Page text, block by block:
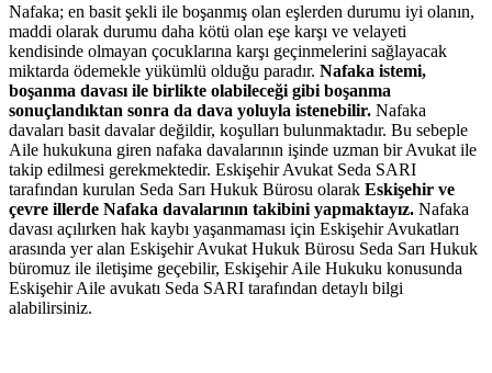
Nafaka; en basit şekli ile boşanmış olan eşlerden durumu iyi olanın,
maddi olarak durumu daha kötü olan eşe karşı ve velayeti
kendisinde olmayan çocuklarına karşı geçinmelerini sağlayacak
miktarda ödemekle yükümlü olduğu paradır. Nafaka istemi,
boşanma davası ile birlikte olabileceği gibi boşanma
sonuçlandıktan sonra da dava yoluyla istenebilir. Nafaka
davaları basit davalar değildir, koşulları bulunmaktadır. Bu sebeple
Aile hukukuna giren nafaka davalarının işinde uzman bir Avukat ile
takip edilmesi gerekmektedir. Eskişehir Avukat Seda SARI
tarafından kurulan Seda Sarı Hukuk Bürosu olarak Eskişehir ve
çevre illerde Nafaka davalarının takibini yapmaktayız. Nafaka
davası açılırken hak kaybı yaşanmaması için Eskişehir Avukatları
arasında yer alan Eskişehir Avukat Hukuk Bürosu Seda Sarı Hukuk
büromuz ile iletişime geçebilir, Eskişehir Aile Hukuku konusunda
Eskişehir Aile avukatı Seda SARI tarafından detaylı bilgi
alabilirsiniz.